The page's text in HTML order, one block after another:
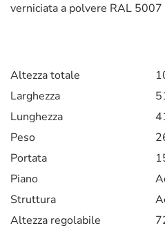
verniciata a polvere RAL 5007
Altezza totale
Larghezza
Lunghezza
Peso
Portata
Piano
Struttura
Altezza regolabile